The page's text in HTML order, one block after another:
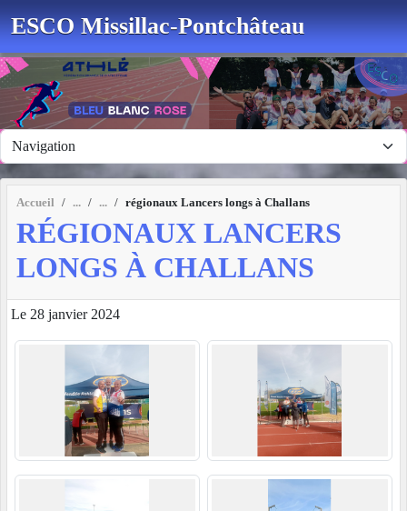
ESCO Missillac-Pontchâteau
Accueil régionaux Lancers longs à Challans
RÉGIONAUX LANCERS
LONGS À CHALLANS
Le 28 janvier 2024